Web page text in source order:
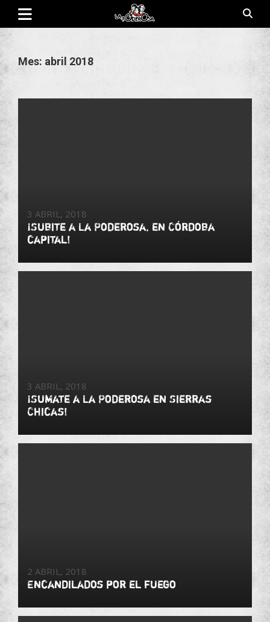
Saltar
contenido
La Poderosa
Revista de cultura villera, brazo literario del movimiento La
Mes: abril 2018
3 ABRIL, 2018
¡Subite a La Poderosa, en Córdoba
capital!
3 ABRIL, 2018
¡Sumate a La Poderosa en Sierras
Chicas!
2 ABRIL, 2018
Encandilados por el fuego